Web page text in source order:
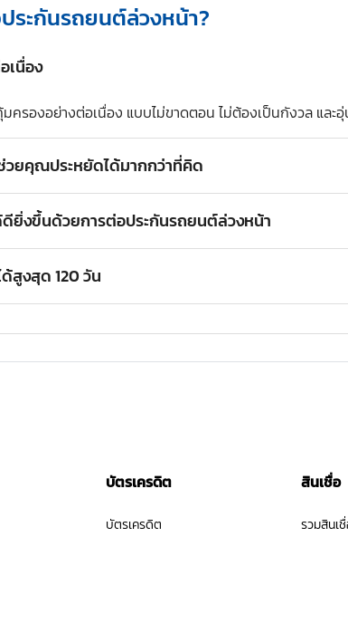
ระกันรถยนต์ล่วงหน้า?
เนื่อง
รองอย่างต่อเนื่อง แบบไม่ขาดตอน ไม่ต้องเป็นกังวล และ
ยคุณประหยัดได้มากกว่าที่คิด
งต่อล่วงหน้านานก็ยิ่งได้ส่วนลดเพิ่มขึ้น สูงสุด 700 บาท โดยไ
ดียิ่งขึ้นด้วยการต่อประกันรถยนต์ล่วงหน้า
ามารถเลือกระยะเวลาการนานผ่อนได้นานยิ่งขึ้นด้วยการผ่
น และในระยะยาวได้อย่างรวดเร็ว และชัดเจนยิ่งขึ้น
สูงสุด 120 วัน
บัตรเครดิต
บัตรเครดิต
สินเชื่อ
รวมสินเ